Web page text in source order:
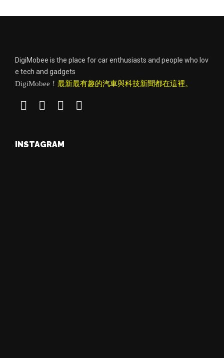
DigiMobee is the place for car enthusiasts and people who lov
e tech and gadgets
DigiMobee！ 最新最有趣的汽車與科技新聞都在這裡。
INSTAGRAM